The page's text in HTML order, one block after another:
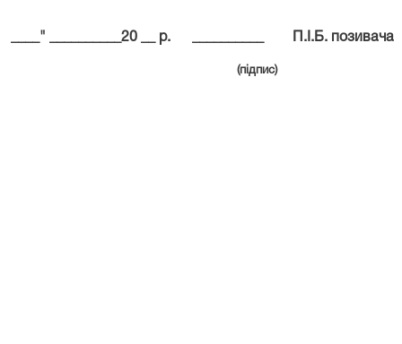
____" __________20 __ р. П.І.Б. позивача
(підпис)